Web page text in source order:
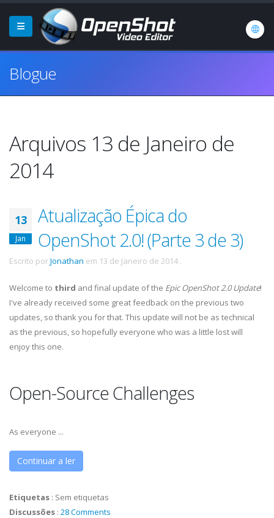
Blogue
Arquivos 13 de Janeiro de
2014
13
Jan
Atualização Épica do
OpenShot 2.0! (Parte 3 de 3)
Escrito porJonathan em 13 de Janeiro de 2014 .
Welcome to third and final update of the Epic OpenShot 2.0 Update!
I've already received some great feedback on the previous two
updates, so thank you for that. This update will not be as technical
as the previous, so hopefully everyone who was a little lost will
enjoy this one.
Open-Source Challenges
As everyone ...
Continuar a ler
Etiquetas : Sem etiquetas
Discussões : 28 Comments